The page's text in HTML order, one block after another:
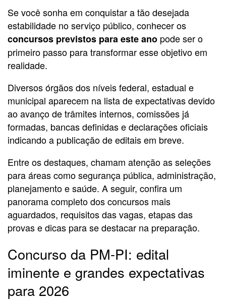
Se você sonha em conquistar a tão desejada
estabilidade no serviço público, conhecer os
concursos previstos para este ano pode ser o
primeiro passo para transformar esse objetivo em
realidade.
Diversos órgãos dos níveis federal, estadual e
municipal aparecem na lista de expectativas devido
ao avanço de trâmites internos, comissões já
formadas, bancas definidas e declarações oficiais
indicando a publicação de editais em breve.
Entre os destaques, chamam atenção as seleções
para áreas como segurança pública, administração,
planejamento e saúde. A seguir, confira um
panorama completo dos concursos mais
aguardados, requisitos das vagas, etapas das
provas e dicas para se destacar na preparação.
Concurso da PM-PI: edital
iminente e grandes expectativas
para 2026